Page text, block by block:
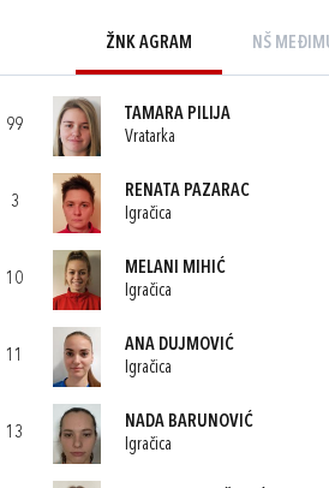
ŽNK AGRAM NŠ
99
TAMARA PILIJA
Vratarka
3
RENATA PAZARAC
Igračica
10
MELANI MIHIĆ
Igračica
11
ANA DUJMOVIĆ
Igračica
13
NADA BARUNOVIĆ
Igračica